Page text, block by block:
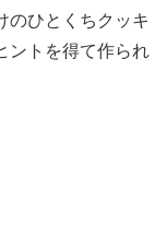
購
入
のひとくちクッキ
ントを得て作られ